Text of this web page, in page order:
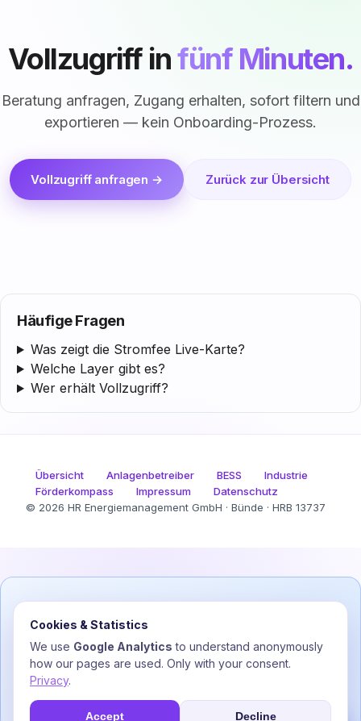
Vollzugriff infünf Minuten.
Beratung anfragen, Zugang erhalten, sofort filtern und
exportieren — kein Onboarding-Prozess.
Vollzugriff anfragen → Zurück zur Übersicht
Häufige Fragen
Was zeigt die Stromfee Live-Karte?
Welche Layer gibt es?
Wer erhält Vollzugriff?
Übersicht Anlagenbetreiber BESS
Industrie
Förderkompass
Impressum
Datenschutz
© 2026 HR Energiemanagement GmbH · Bünde · HRB 13737
Frage zu Ihrer Anlage oder Abrechnung?
Kostenlose Erst-Einschätzung durch Stromfee —
unverbindlich, ohne Fachchinesisch.
Cookies & Statistics
We use Google Analytics to understand anonymously
how our pages are used. Only with your consent.
Privacy.
Accept Decline